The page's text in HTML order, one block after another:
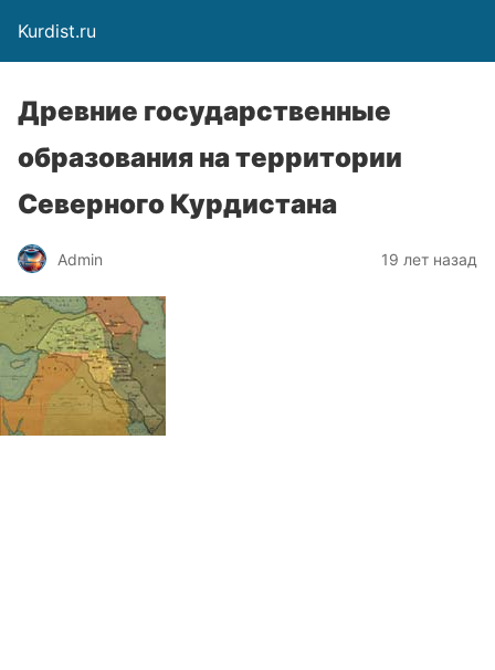
Kurdist.ru
Древние государственные
образования на территории
Северного Курдистана
Admin 19 лет назад